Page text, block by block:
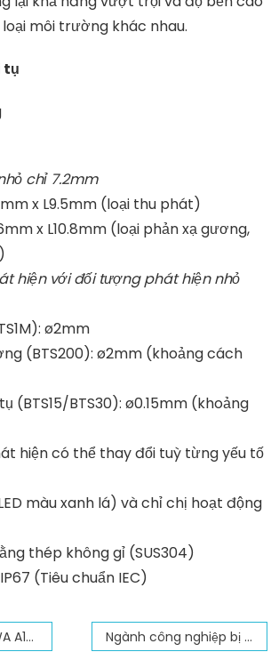
môi trường khác nhau.
tụ
chỉ 7.2mm
x L9.5mm (loại thu phát)
x L10.8mm (loại phản xạ gương,
hiện với đối tượng phát hiện nhỏ
ø2mm
(BTS200): ø2mm (khoảng cách
(BTS15/BTS30): ø0.15mm (khoảng
hiện có thể thay đổi tuỳ từng yếu tố
màu xanh lá) và chỉ chị hoạt động
thép không gỉ (SUS304)
(Tiêu chuẩn IEC)
– Xả cuộn Ngành công nghiệp bị lãng quên